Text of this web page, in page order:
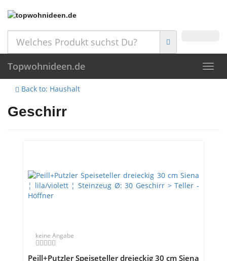
Topwohnideen.de
Back to: Haushalt
Geschirr
keine Angabe
Peill+Putzler Speiseteller dreieckig 30 cm Siena